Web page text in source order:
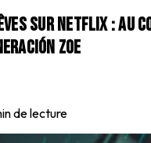
sur Netflix : au
Zoe
de lecture